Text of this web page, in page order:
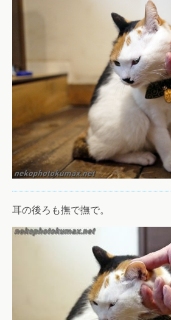
耳の後ろも撫で撫で。